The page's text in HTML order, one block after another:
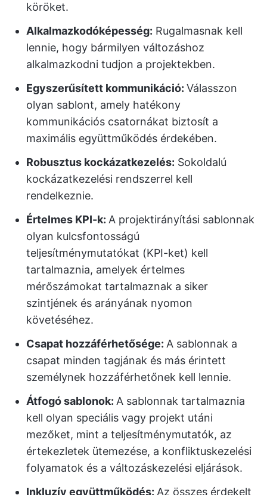
köröket.
Alkalmazkodóképesség: Rugalmasnak kell
lennie, hogy bármilyen változáshoz
alkalmazkodni tudjon a projektekben.
Egyszerűsített kommunikáció: Válasszon
olyan sablont, amely hatékony
kommunikációs csatornákat biztosít a
maximális együttműködés érdekében.
Robusztus kockázatkezelés: Sokoldalú
kockázatkezelési rendszerrel kell
rendelkeznie.
Értelmes KPI-k: A projektirányítási sablonnak
olyan kulcsfontosságú
teljesítménymutatókat (KPI-ket) kell
tartalmaznia, amelyek értelmes
mérőszámokat tartalmaznak a siker
szintjének és arányának nyomon
követéséhez.
Csapat hozzáférhetősége: A sablonnak a
csapat minden tagjának és más érintett
személynek hozzáférhetőnek kell lennie.
Átfogó sablonok: A sablonnak tartalmaznia
kell olyan speciális vagy projekt utáni
mezőket, mint a teljesítménymutatók, az
értekezletek ütemezése, a konfliktuskezelési
folyamatok és a változáskezelési eljárások.
Inkluzív együttműködés: Az összes érdekelt